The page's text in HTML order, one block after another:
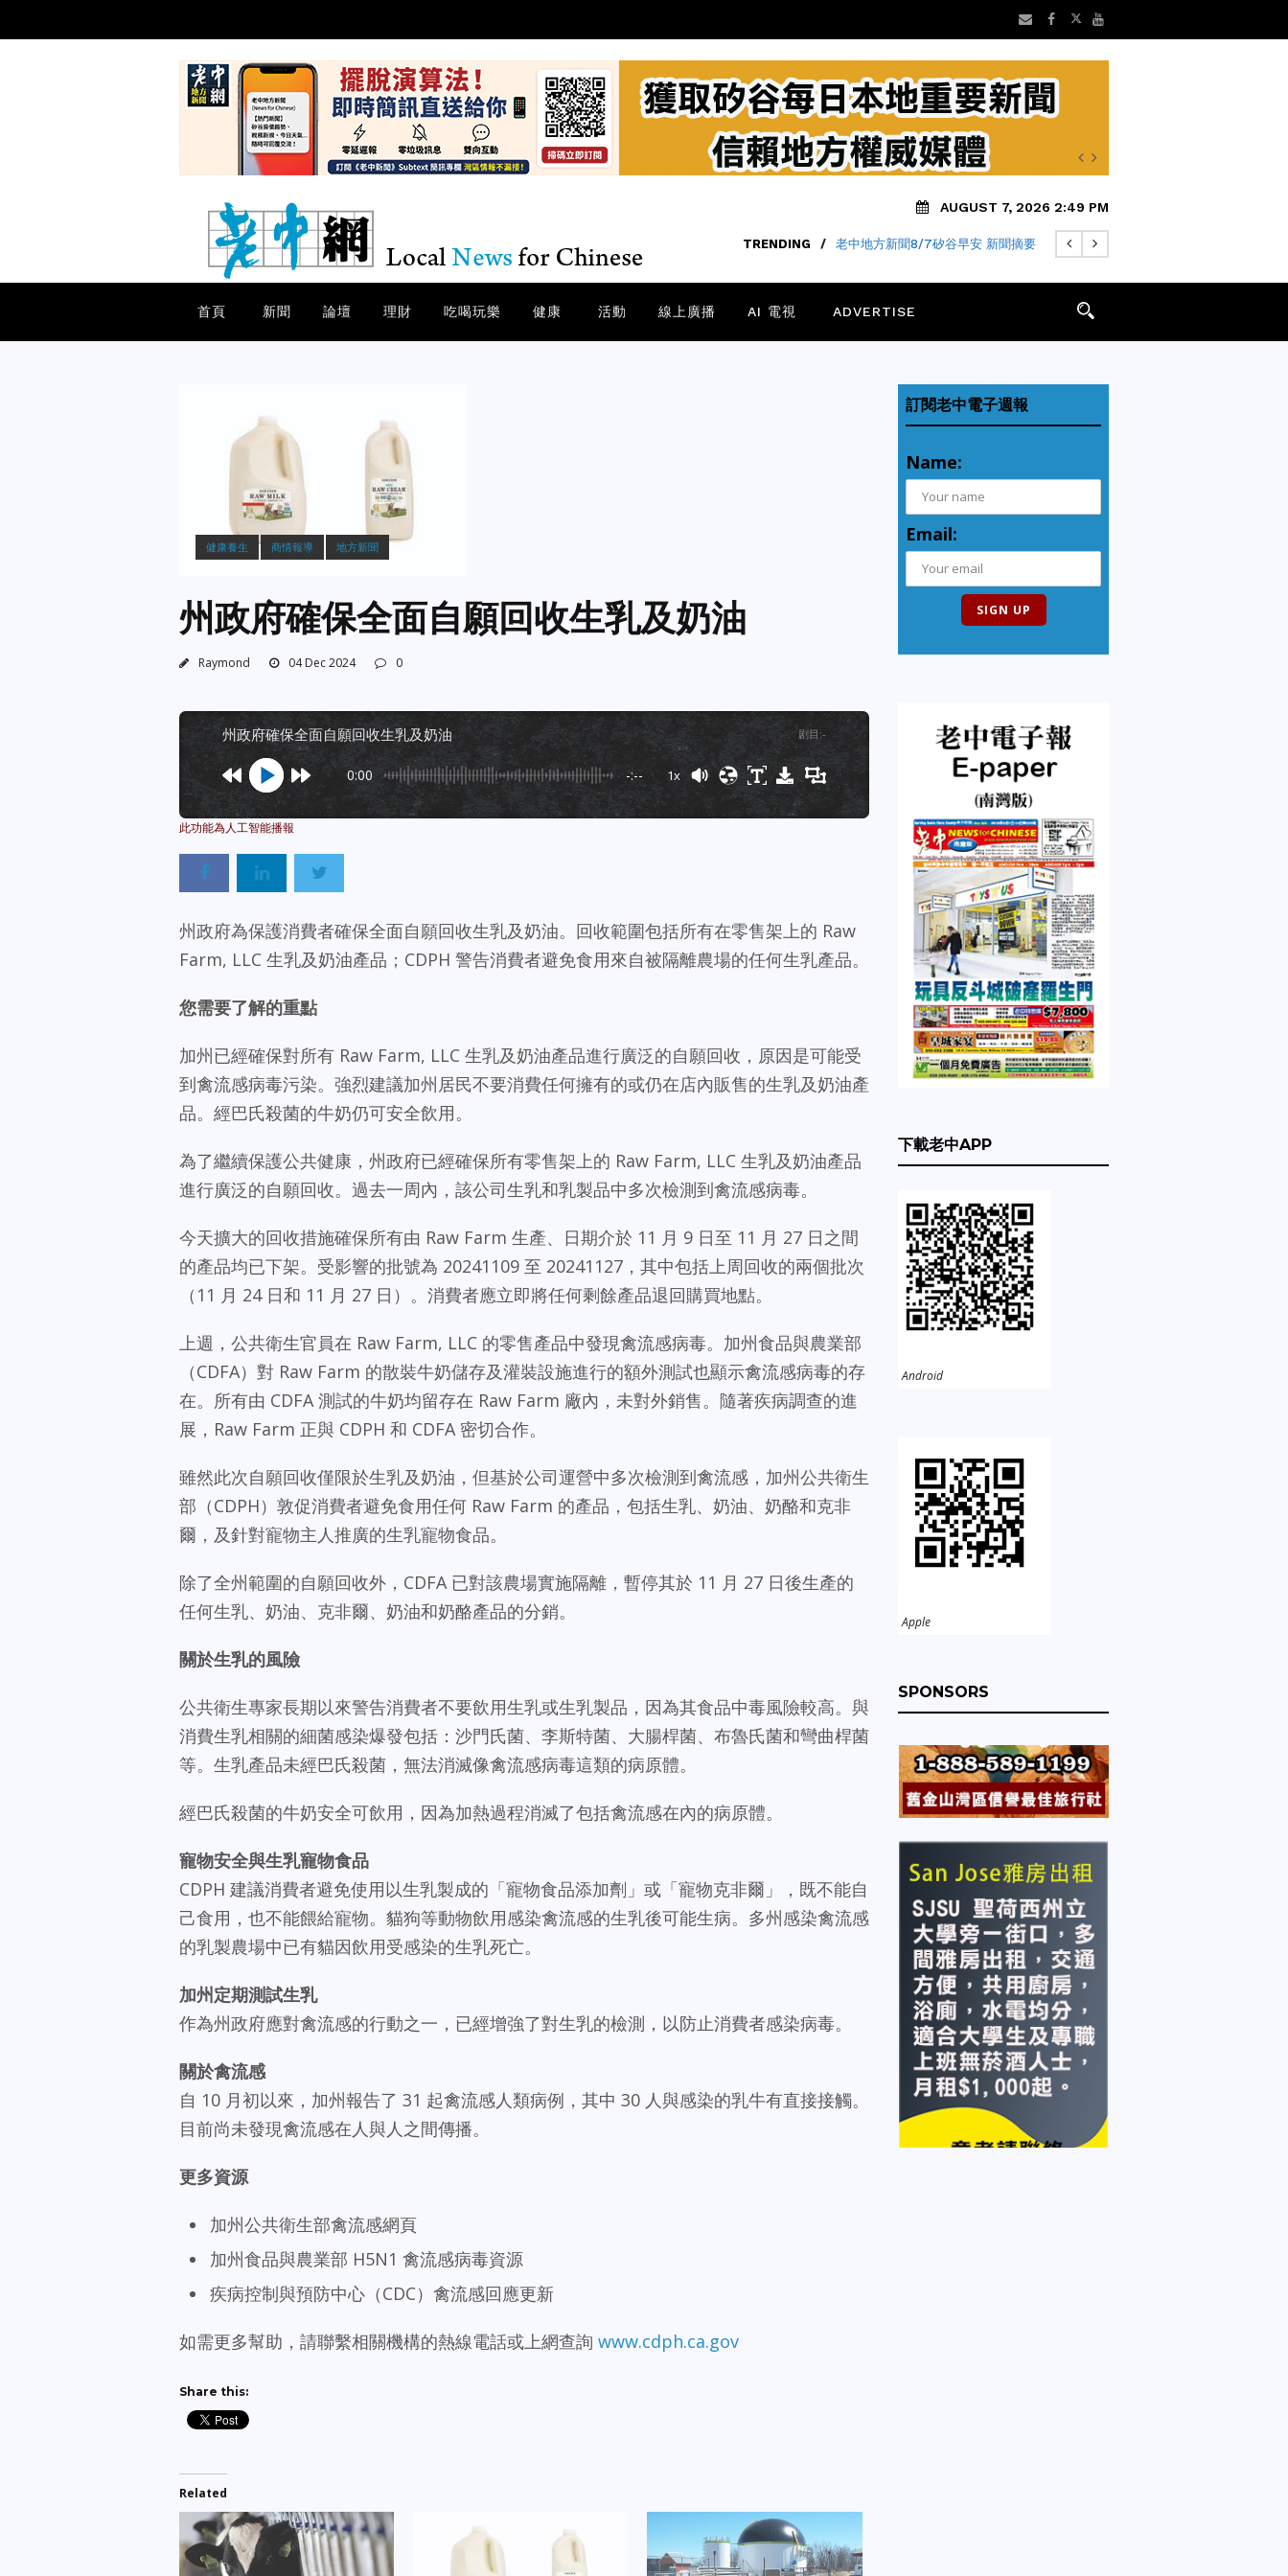
AUGUST 7, 2026 2:49 PM
TRENDING / 老中地方新聞8/7矽谷早安 新聞摘要
TRENDING / OAKLAND學生新學期在校禁用手機
首頁 新聞 論壇 理財 吃喝玩樂 健康 活動 線上廣播 AI 電視 ADVERTISE
健康養生 商情報導 地方新聞
州政府確保全面自願回收生乳及奶油
Raymond 04 Dec 2024 0
州政府確保全面自願回收生乳及奶油 剧目 :-
0:00 -:-- 1x
Powered By
州政府為保護消費者確保全面自願回收生乳及奶油。回收範圍包括所有在零售架上的 Raw
Farm, LLC 生乳及奶油產品；CDPH 警告消費者避免食用來自被隔離農場的任何生乳產品。
您需要了解的重點
加州已經確保對所有 Raw Farm, LLC 生乳及奶油產品進行廣泛的自願回收，原因是可能受
到禽流感病毒污染。強烈建議加州居民不要消費任何擁有的或仍在店內販售的生乳及奶油產
品。經巴氏殺菌的牛奶仍可安全飲用。
為了繼續保護公共健康，州政府已經確保所有零售架上的 Raw Farm, LLC 生乳及奶油產品
進行廣泛的自願回收。過去一周內，該公司生乳和乳製品中多次檢測到禽流感病毒。
今天擴大的回收措施確保所有由 Raw Farm 生產、日期介於 11 月 9 日至 11 月 27 日之間
的產品均已下架。受影響的批號為 20241109 至 20241127，其中包括上周回收的兩個批次
（11 月 24 日和 11 月 27 日）。消費者應立即將任何剩餘產品退回購買地點。
上週，公共衛生官員在 Raw Farm, LLC 的零售產品中發現禽流感病毒。加州食品與農業部
（CDFA）對 Raw Farm 的散裝牛奶儲存及灌裝設施進行的額外測試也顯示禽流感病毒的存
在。所有由 CDFA 測試的牛奶均留存在 Raw Farm 廠內，未對外銷售。隨著疾病調查的進
展，Raw Farm 正與 CDPH 和 CDFA 密切合作。
雖然此次自願回收僅限於生乳及奶油，但基於公司運營中多次檢測到禽流感，加州公共衛生
部（CDPH）敦促消費者避免食用任何 Raw Farm 的產品，包括生乳、奶油、奶酪和克非
爾，及針對寵物主人推廣的生乳寵物食品。
除了全州範圍的自願回收外，CDFA 已對該農場實施隔離，暫停其於 11 月 27 日後生產的
任何生乳、奶油、克非爾、奶油和奶酪產品的分銷。
關於生乳的風險
公共衛生專家長期以來警告消費者不要飲用生乳或生乳製品，因為其食品中毒風險較高。與
消費生乳相關的細菌感染爆發包括：沙門氏菌、李斯特菌、大腸桿菌、布魯氏菌和彎曲桿菌
等。生乳產品未經巴氏殺菌，無法消滅像禽流感病毒這類的病原體。
經巴氏殺菌的牛奶安全可飲用，因為加熱過程消滅了包括禽流感在內的病原體。
寵物安全與生乳寵物食品
CDPH 建議消費者避免使用以生乳製成的「寵物食品添加劑」或「寵物克非爾」，既不能自
己食用，也不能餵給寵物。貓狗等動物飲用感染禽流感的生乳後可能生病。多州感染禽流感
的乳製農場中已有貓因飲用受感染的生乳死亡。
加州定期測試生乳
作為州政府應對禽流感的行動之一，已經增強了對生乳的檢測，以防止消費者感染病毒。
關於禽流感
自 10 月初以來，加州報告了 31 起禽流感人類病例，其中 30 人與感染的乳牛有直接接觸。
目前尚未發現禽流感在人與人之間傳播。
更多資源
加州公共衛生部禽流感網頁
加州食品與農業部 H5N1 禽流感病毒資源
疾病控制與預防中心（CDC）禽流感回應更新
如需更多幫助，請聯繫相關機構的熱線電話或上網查詢 www.cdph.ca.gov
Share this:
Related
訂閱老中電子週報
Name:
Email:
下載老中APP
Android
Apple
SPONSORS